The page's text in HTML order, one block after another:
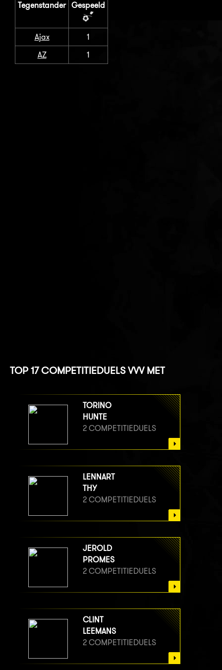
Tegenstander Gespeeld
Ajax
1
AZ
1
TOP 17 COMPETITIEDUELS VVV MET
TORINO
HUNTE
2 COMPETITIEDUELS
LENNART
THY
2 COMPETITIEDUELS
JEROLD
PROMES
2 COMPETITIEDUELS
CLINT
LEEMANS
2 COMPETITIEDUELS